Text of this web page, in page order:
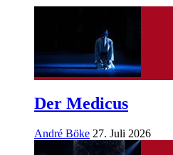
Der Medicus
André Böke 27. Juli 2026